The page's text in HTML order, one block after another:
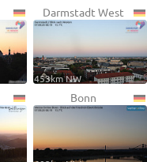
Darmstadt West
453km NW
Bonn